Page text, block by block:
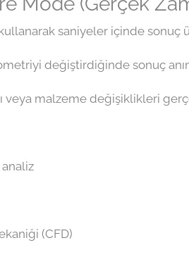
saniyeler içinde sonuç
değiştirdiğinde sonuç
veya malzeme değişiklikleri
analiz
(CFD)